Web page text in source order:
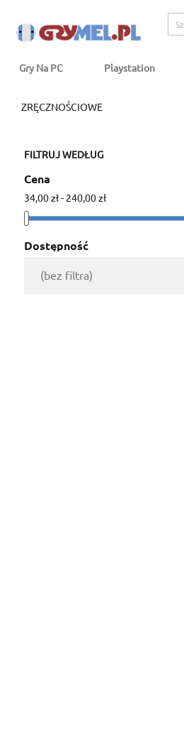
Gry Na PC Playstation
ZRĘCZNOŚCIOWE
FILTRUJ WEDŁUG
Cena
34,00 zł - 240,00 zł
Dostępność
(bez filtra)